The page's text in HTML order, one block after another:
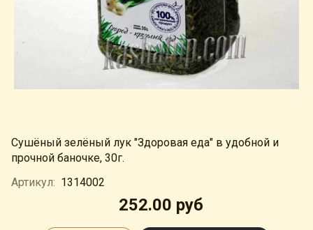
Сушёный зелёный лук "Здоровая еда" в удобной и
прочной баночке, 30г.
Артикул: 1314002
252.00 руб